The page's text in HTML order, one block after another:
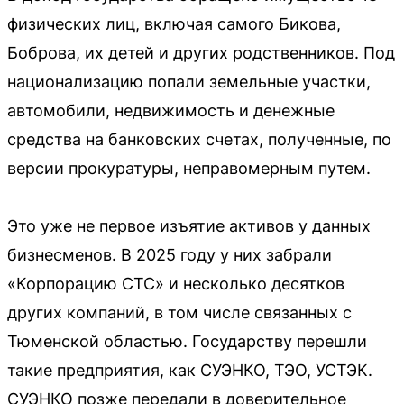
физических лиц, включая самого Бикова,
Боброва, их детей и других родственников. Под
национализацию попали земельные участки,
автомобили, недвижимость и денежные
средства на банковских счетах, полученные, по
версии прокуратуры, неправомерным путем.
Это уже не первое изъятие активов у данных
бизнесменов. В 2025 году у них забрали
«Корпорацию СТС» и несколько десятков
других компаний, в том числе связанных с
Тюменской областью. Государству перешли
такие предприятия, как СУЭНКО, ТЭО, УСТЭК.
СУЭНКО позже передали в доверительное